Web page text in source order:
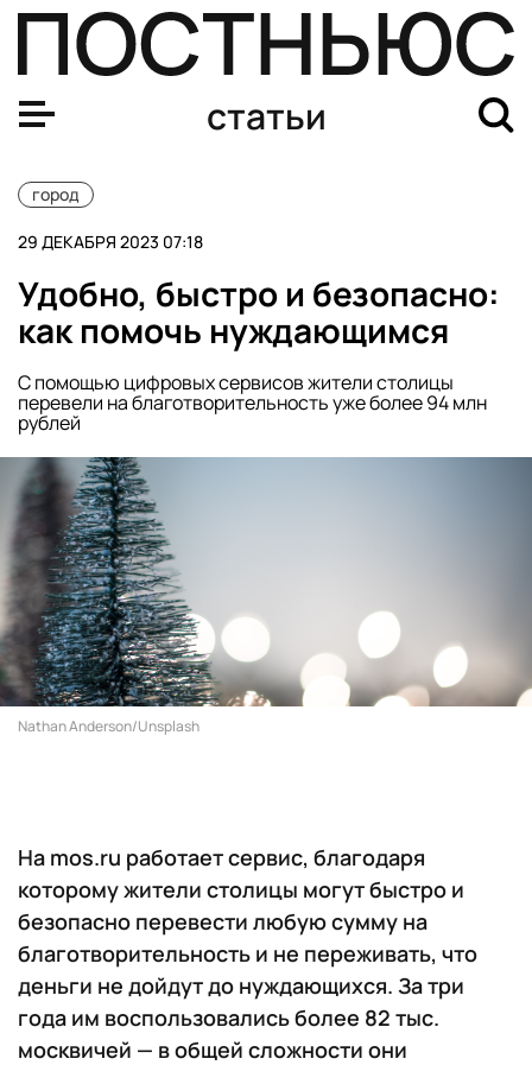
статьи
город
29 ДЕКАБРЯ 2023 07:18
Удобно, быстро и безопасно:
как помочь нуждающимся
С помощью цифровых сервисов жители столицы
перевели на благотворительность уже более 94 млн
рублей
Nathan Anderson/Unsplash
На mos.ru работает сервис, благодаря
которому жители столицы могут быстро и
безопасно перевести любую сумму на
благотворительность и не переживать, что
деньги не дойдут до нуждающихся. За три
года им воспользовались более 82 тыс.
москвичей — в общей сложности они
Здоровье, красота и развлечения: как позаботиться о